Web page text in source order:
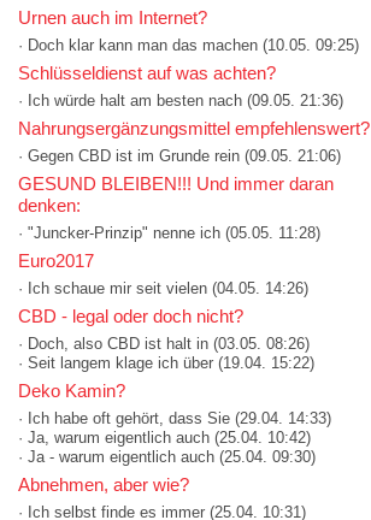
Urnen auch im Internet?
· Doch klar kann man das machen (10.05. 09:25)
Schlüsseldienst auf was achten?
· Ich würde halt am besten nach (09.05. 21:36)
Nahrungsergänzungsmittel empfehlenswert?
· Gegen CBD ist im Grunde rein (09.05. 21:06)
GESUND BLEIBEN!!! Und immer daran
denken:
· "Juncker-Prinzip" nenne ich (05.05. 11:28)
Euro2017
· Ich schaue mir seit vielen (04.05. 14:26)
CBD - legal oder doch nicht?
· Doch, also CBD ist halt in (03.05. 08:26)
· Seit langem klage ich über (19.04. 15:22)
Deko Kamin?
· Ich habe oft gehört, dass Sie (29.04. 14:33)
· Ja, warum eigentlich auch (25.04. 10:42)
· Ja - warum eigentlich auch (25.04. 09:30)
Abnehmen, aber wie?
· Ich selbst finde es immer (25.04. 10:31)